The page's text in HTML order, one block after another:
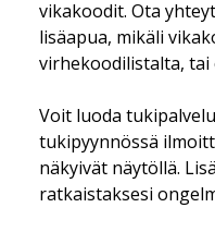
vikakoodit. Ota
lisäapua, mikäli
virhekoodilistalta, tai
Voit luoda
tukipyynnössä
näkyivät näytöllä.
ratkaistaksesi